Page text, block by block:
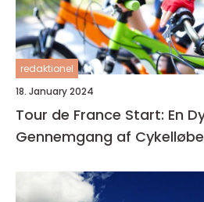
redaktionel
18. January 2024
Tour de France Start: En
Gennemgang af